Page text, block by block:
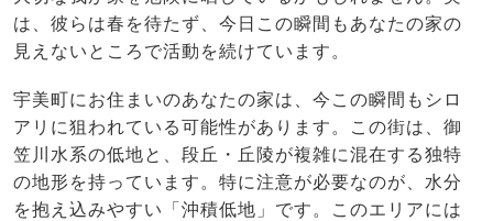
は、彼らは春を待たず、今日この瞬間もあなたの家の
見えないところで活動を続けています。
宇美町にお住まいのあなたの家は、今この瞬間もシロ
アリに狙われている可能性があります。この街は、御
笠川水系の低地と、段丘・丘陵が複雑に混在する独特
の地形を持っています。特に注意が必要なのが、水分
を抱え込みやすい「沖積低地」です。このエリアには